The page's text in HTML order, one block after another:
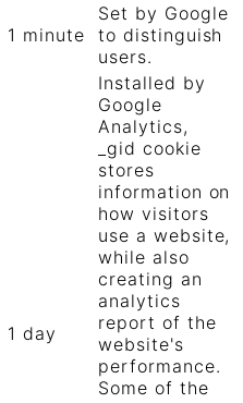
1 minute
Set by Google
to distinguish
users.
1 day
Installed by
Google
Analytics,
_gid cookie
stores
information on
how visitors
use a website,
while also
creating an
analytics
report of the
website's
performance.
Some of the